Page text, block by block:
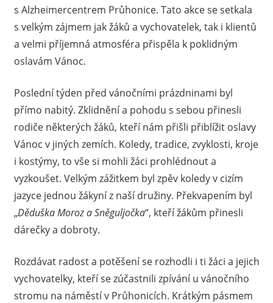
s Alzheimercentrem Průhonice. Tato akce se setkala
s velkým zájmem jak žáků a vychovatelek, tak i klientů
a velmi příjemná atmosféra přispěla k poklidným
oslavám Vánoc.
Poslední týden před vánočními prázdninami byl
přímo nabitý. Zklidnění a pohodu s sebou přinesli
rodiče některých žáků, kteří nám přišli přiblížit oslavy
Vánoc v jiných zemích. Koledy, tradice, zvyklosti, kroje
i kostýmy, to vše si mohli žáci prohlédnout a
vyzkoušet. Velkým zážitkem byl zpěv koledy v cizím
jazyce jednou žákyní z naší družiny. Překvapením byl
„Děduška Moroz a Sněguljočka“, kteří žákům přinesli
dárečky a dobroty.
Rozdávat radost a potěšení se rozhodli i ti žáci a jejich
vychovatelky, kteří se zúčastnili zpívání u vánočního
stromu na náměstí v Průhonicích. Krátkým pásmem